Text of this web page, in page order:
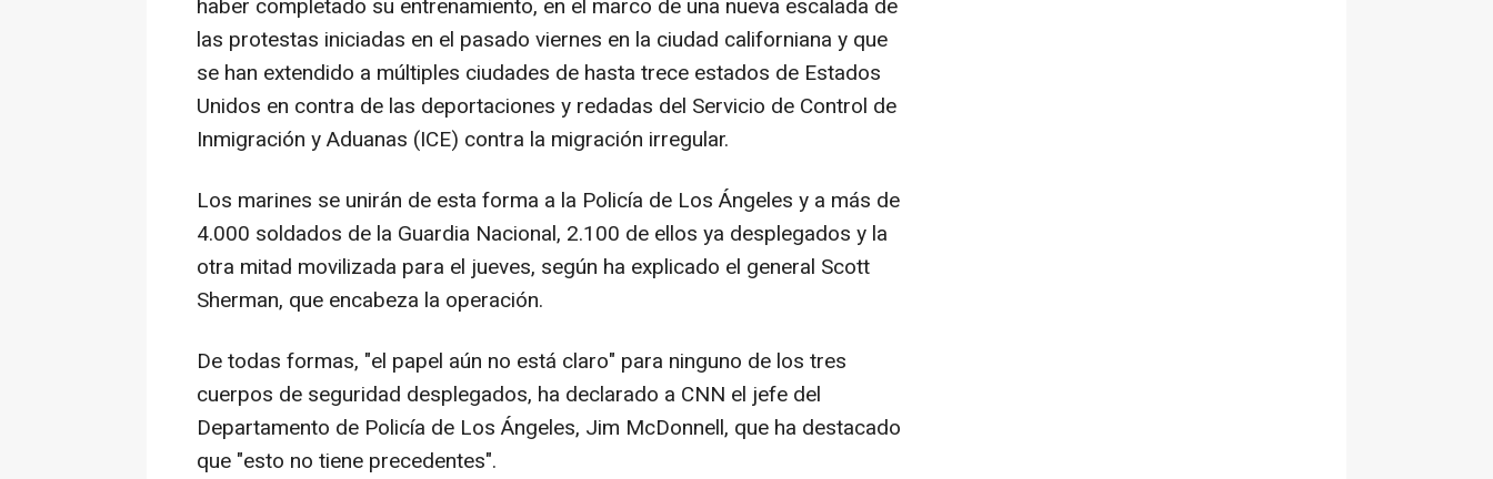
haber completado su entrenamiento, en el marco de una nueva escalada de
las protestas iniciadas en el pasado viernes en la ciudad californiana y que
se han extendido a múltiples ciudades de hasta trece estados de Estados
Unidos en contra de las deportaciones y redadas del Servicio de Control de
Inmigración y Aduanas (ICE) contra la migración irregular.
Los marines se unirán de esta forma a la Policía de Los Ángeles y a más de
4.000 soldados de la Guardia Nacional, 2.100 de ellos ya desplegados y la
otra mitad movilizada para el jueves, según ha explicado el general Scott
Sherman, que encabeza la operación.
De todas formas, "el papel aún no está claro" para ninguno de los tres
cuerpos de seguridad desplegados, ha declarado a CNN el jefe del
Departamento de Policía de Los Ángeles, Jim McDonnell, que ha destacado
que "esto no tiene precedentes".